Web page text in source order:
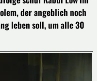
der angeblich noch
leben soll, um alle 30